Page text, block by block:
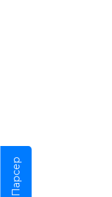
Парсер